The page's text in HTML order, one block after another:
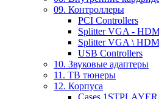
09. Контроллеры
PCI Controllers
Splitter VGA -
Splitter VGA \
USB Controllers
10. Звуковые адаптеры
11. ТВ тюнеры
12. Корпуса
Cases 1STPLAYER